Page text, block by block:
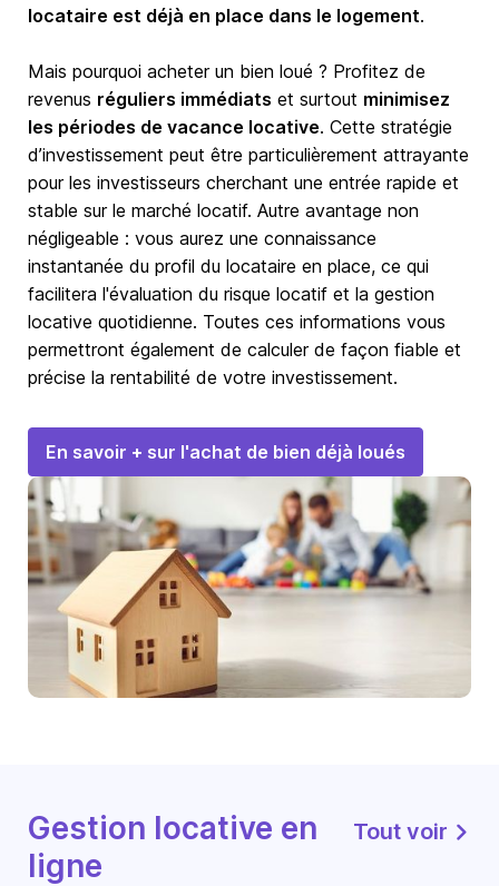
locataire est déjà en place dans le logement.
Mais pourquoi acheter un bien loué ? Profitez de
revenus réguliers immédiats et surtout minimisez
les périodes de vacance locative. Cette stratégie
d’investissement peut être particulièrement attrayante
pour les investisseurs cherchant une entrée rapide et
stable sur le marché locatif. Autre avantage non
négligeable : vous aurez une connaissance
instantanée du profil du locataire en place, ce qui
facilitera l'évaluation du risque locatif et la gestion
locative quotidienne. Toutes ces informations vous
permettront également de calculer de façon fiable et
précise la rentabilité de votre investissement.
En savoir + sur l'achat de bien déjà loués
Gestion locative en
ligne
Tout voir